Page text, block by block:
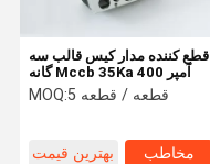
MC MCBB
محافظ Surge Ac
قطع کننده مدار کیس قالب سه
گانه Mccb 35Ka 400 آمپر
MOQ: 5 قطعه / قطعه
بهترین قیمت مخاطب